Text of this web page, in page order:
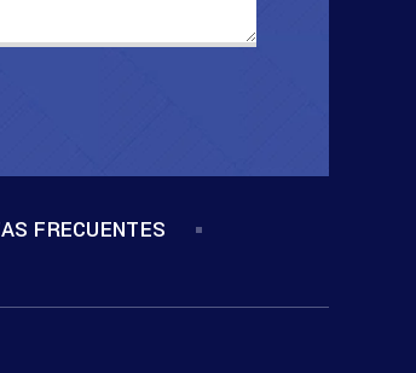
FRECUENTES